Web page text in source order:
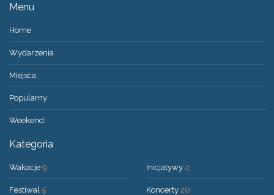
Menu
Home
Wydarzenia
Miejsca
Popularny
Weekend
Kategoria
Wakacje 9
Festiwal 5
Inicjatywy 4
Koncerty 20